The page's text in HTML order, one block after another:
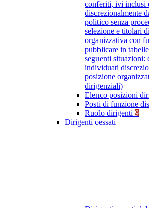
conferiti, ivi inclusi
discrezionalmente
politico senza
selezione e titolari
organizzativa con
pubblicare in
seguenti
individuati
posizione
dirigenziali)
Elenco posizioni
Posti di funzione
Ruolo dirigenti 9
Dirigenti cessati